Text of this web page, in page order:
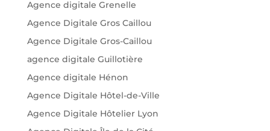
Agence digitale Grenelle
Agence Digitale Gros Caillou
Agence Digitale Gros-Caillou
agence digitale Guillotière
Agence digitale Hénon
Agence Digitale Hôtel-de-Ville
Agence Digitale Hôtelier Lyon